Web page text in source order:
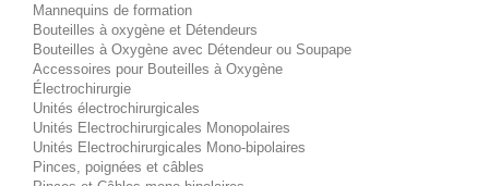
Mannequins de formation
Bouteilles à oxygène et Détendeurs
Bouteilles à Oxygène avec Détendeur ou Soupape
Accessoires pour Bouteilles à Oxygène
Électrochirurgie
Unités électrochirurgicales
Unités Electrochirurgicales Monopolaires
Unités Electrochirurgicales Mono-bipolaires
Pinces, poignées et câbles